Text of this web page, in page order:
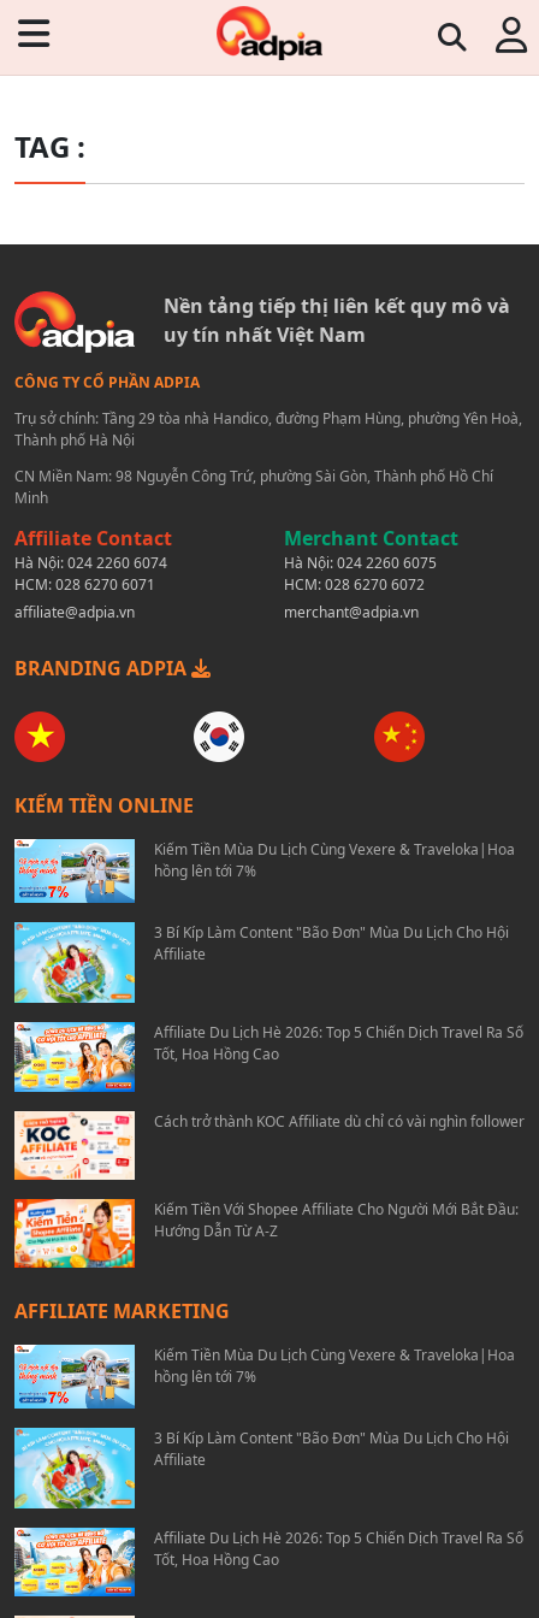
TAG :
Nền tảng tiếp thị liên kết quy mô và
uy tín nhất Việt Nam
CÔNG TY CỔ PHẦN ADPIA
Trụ sở chính: Tầng 29 tòa nhà Handico, đường Phạm Hùng, phường Yên Hoà,
Thành phố Hà Nội
CN Miền Nam: 98 Nguyễn Công Trứ, phường Sài Gòn, Thành phố Hồ Chí
Minh
Affiliate Contact
Hà Nội:024 2260 6074
HCM:028 6270 6071
affiliate@adpia.vn
Merchant Contact
Hà Nội:024 2260 6075
HCM:028 6270 6072
merchant@adpia.vn
BRANDING ADPIA
KIẾM TIỀN ONLINE
Kiếm Tiền Mùa Du Lịch Cùng Vexere & Traveloka|Hoa
hồng lên tới 7%
3 Bí Kíp Làm Content "Bão Đơn" Mùa Du Lịch Cho Hội
Affiliate
Affiliate Du Lịch Hè 2026: Top 5 Chiến Dịch Travel Ra Số
Tốt, Hoa Hồng Cao
Cách trở thành KOC Affiliate dù chỉ có vài nghìn follower
Kiếm Tiền Với Shopee Affiliate Cho Người Mới Bắt Đầu:
Hướng Dẫn Từ A-Z
AFFILIATE MARKETING
Kiếm Tiền Mùa Du Lịch Cùng Vexere & Traveloka|Hoa
hồng lên tới 7%
3 Bí Kíp Làm Content "Bão Đơn" Mùa Du Lịch Cho Hội
Affiliate
Affiliate Du Lịch Hè 2026: Top 5 Chiến Dịch Travel Ra Số
Tốt, Hoa Hồng Cao